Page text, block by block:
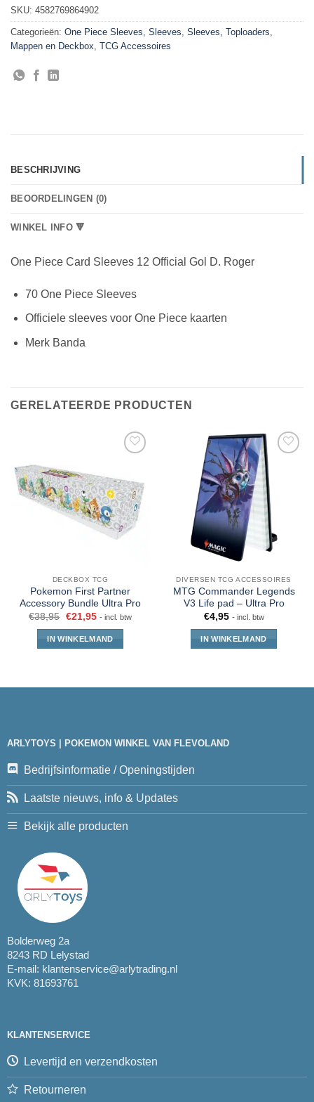
SKU: 4582769864902
Categorieën: One Piece Sleeves, Sleeves, Sleeves, Toploaders,
Mappen en Deckbox, TCG Accessoires
BESCHRIJVING
BEOORDELINGEN (0)
WINKEL INFO 🔻
One Piece Card Sleeves 12 Official Gol D. Roger
70 One Piece Sleeves
Officiele sleeves voor One Piece kaarten
Merk Banda
GERELATEERDE PRODUCTEN
DECKBOX TCG
Pokemon First Partner
Accessory Bundle Ultra Pro
€38,95 €21,95 - incl. btw
IN WINKELMAND
DIVERSEN TCG ACCESSOIRES
MTG Commander Legends
V3 Life pad – Ultra Pro
€4,95 - incl. btw
IN WINKELMAND
ARLYTOYS | POKEMON WINKEL VAN FLEVOLAND
Bedrijfsinformatie / Openingstijden
Laatste nieuws, info & Updates
Bekijk alle producten
Bolderweg 2a
8243 RD Lelystad
E-mail: klantenservice@arlytrading.nl
KVK: 81693761
KLANTENSERVICE
Levertijd en verzendkosten
Retourneren